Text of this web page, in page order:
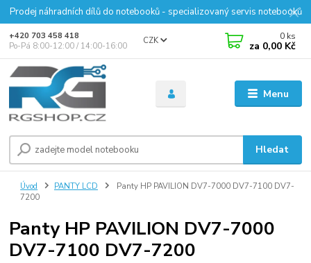
Prodej náhradních dílů do notebooků - specializovaný servis notebooků
Menu
CZK
Hledat
+420 703 458 418
Po-Pá 8:00-12:00 / 14:00-16:00
0 ks
za 0,00 Kč
Úvod PANTY LCD
Panty HP PAVILION DV7-7000 DV7-7100 DV7-
7200
Panty HP PAVILION DV7-7000
DV7-7100 DV7-7200